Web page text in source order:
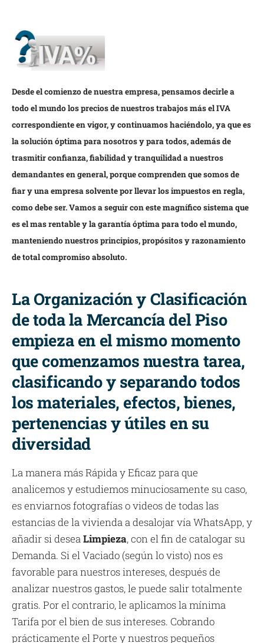
Desde el comienzo de nuestra empresa, pensamos decirle a
todo el mundo los precios de nuestros trabajos más el IVA
correspondiente en vigor, y continuamos haciéndolo, ya que es
la solución óptima para nosotros y para todos, además de
trasmitir confianza, fiabilidad y tranquilidad a nuestros
demandantes en general, porque comprenden que somos de
fiar y una empresa solvente por llevar los impuestos en regla,
como debe ser. Vamos a seguir con este magnífico sistema que
es el mas rentable y la garantía óptima para todo el mundo,
manteniendo nuestros principios, propósitos y razonamiento
de total compromiso absoluto.
La Organización y Clasificación
de toda la Mercancía del Piso
empieza en el mismo momento
que comenzamos nuestra tarea,
clasificando y separando todos
los materiales, efectos, bienes,
pertenencias y útiles en su
diversidad
La manera más Rápida y Eficaz para que
analicemos y estudiemos minuciosamente su caso,
es enviarnos fotografías o videos de todas las
estancias de la vivienda a desalojar vía WhatsApp, y
añadir si deseaLimpieza, con el fin de catalogar su
Demanda. Si el Vaciado (según lo visto) nos es
favorable para nuestros intereses, después de
analizar nuestros gastos, le puede salir totalmente
gratis. Por el contrario, le aplicamos la mínima
Tarifa por el bien de sus intereses. Cobrando
prácticamente el Porte y nuestros pequeños